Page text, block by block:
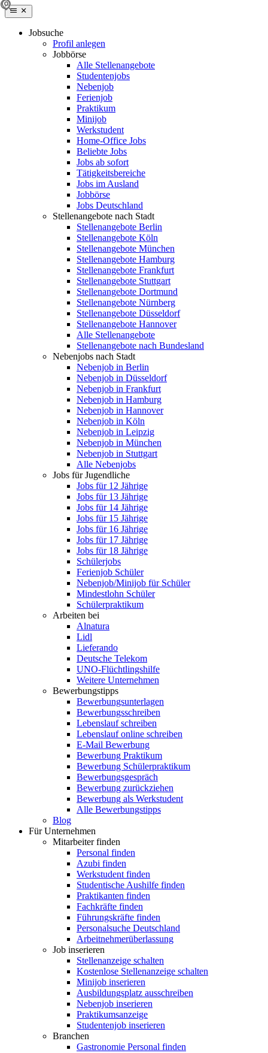
Jobsuche
Profil anlegen
Jobbörse
Alle Stellenangebote
Studentenjobs
Nebenjob
Ferienjob
Praktikum
Minijob
Werkstudent
Home-Office Jobs
Beliebte Jobs
Jobs ab sofort
Tätigkeitsbereiche
Jobs im Ausland
Jobbörse
Jobs Deutschland
Stellenangebote nach Stadt
Stellenangebote Berlin
Stellenangebote Köln
Stellenangebote München
Stellenangebote Hamburg
Stellenangebote Frankfurt
Stellenangebote Stuttgart
Stellenangebote Dortmund
Stellenangebote Nürnberg
Stellenangebote Düsseldorf
Stellenangebote Hannover
Alle Stellenangebote
Stellenangebote nach Bundesland
Nebenjobs nach Stadt
Nebenjob in Berlin
Nebenjob in Düsseldorf
Nebenjob in Frankfurt
Nebenjob in Hamburg
Nebenjob in Hannover
Nebenjob in Köln
Nebenjob in Leipzig
Nebenjob in München
Nebenjob in Stuttgart
Alle Nebenjobs
Jobs für Jugendliche
Jobs für 12 Jährige
Jobs für 13 Jährige
Jobs für 14 Jährige
Jobs für 15 Jährige
Jobs für 16 Jährige
Jobs für 17 Jährige
Jobs für 18 Jährige
Schülerjobs
Ferienjob Schüler
Nebenjob/Minijob für Schüler
Mindestlohn Schüler
Schülerpraktikum
Arbeiten bei
Alnatura
Lidl
Lieferando
Deutsche Telekom
UNO-Flüchtlingshilfe
Weitere Unternehmen
Bewerbungstipps
Bewerbungsunterlagen
Bewerbungsschreiben
Lebenslauf schreiben
Lebenslauf online schreiben
E-Mail Bewerbung
Bewerbung Praktikum
Bewerbung Schülerpraktikum
Bewerbungsgespräch
Bewerbung zurückziehen
Bewerbung als Werkstudent
Alle Bewerbungstipps
Blog
Für Unternehmen
Mitarbeiter finden
Personal finden
Azubi finden
Werkstudent finden
Studentische Aushilfe finden
Praktikanten finden
Fachkräfte finden
Führungskräfte finden
Personalsuche Deutschland
Arbeitnehmerüberlassung
Job inserieren
Stellenanzeige schalten
Kostenlose Stellenanzeige schalten
Minijob inserieren
Ausbildungsplatz ausschreiben
Nebenjob inserieren
Praktikumsanzeige
Studentenjob inserieren
Branchen
Gastronomie Personal finden